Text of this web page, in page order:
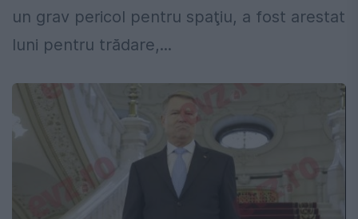
un grav pericol pentru spaţiu, a fost arestat
luni pentru trădare,...